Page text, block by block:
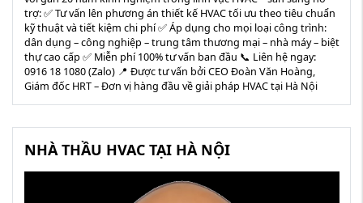
trợ: ✅ Tư vấn lên phương án thiết kế HVAC tối ưu theo tiêu chuẩn
kỹ thuật và tiết kiệm chi phí ✅ Áp dụng cho mọi loại công trình:
dân dụng – công nghiệp – trung tâm thương mại – nhà máy – biệt
thự cao cấp ✅ Miễn phí 100% tư vấn ban đầu 📞 Liên hệ ngay:
0916 18 1080 (Zalo) 📍 Được tư vấn bởi CEO Đoàn Văn Hoàng,
Giám đốc HRT – Đơn vị hàng đầu về giải pháp HVAC tại Hà Nội
NHÀ THẦU HVAC TẠI HÀ NỘI